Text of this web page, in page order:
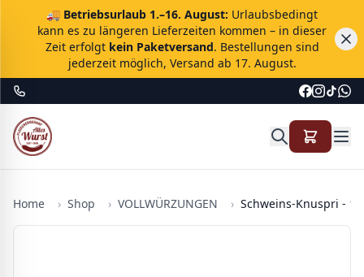
🚚 Betriebsurlaub 1.–16. August: Urlaubsbedingt
kann es zu längeren Lieferzeiten kommen – in dieser
Zeit erfolgt kein Paketversand. Bestellungen sind
jederzeit möglich, Versand ab 17. August.
Home › Shop › VOLLWÜRZUNGEN › Schweins-Knuspri -